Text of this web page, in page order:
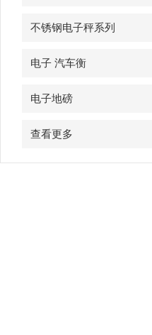
不锈钢电子秤系列
电子 汽车衡
电子地磅
查看更多